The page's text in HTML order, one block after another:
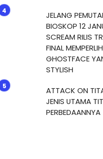
JELANG
BIOSKOP 12
SCREAM RILIS
FINAL
GHOSTFACE
STYLISH
ATTACK ON
JENIS UTAMA
PERBEDAANNYA